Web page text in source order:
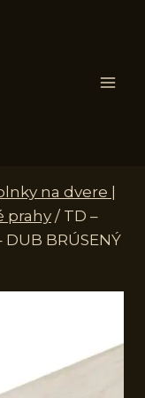
na dvere |
prahy / TD –
DUB BRÚSENÝ